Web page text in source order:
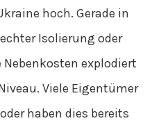
hoch. Gerade in
Isolierung oder
explodiert
Viele Eigentümer
haben dies bereits